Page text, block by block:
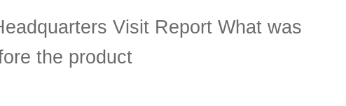
Visit Report What was
the product